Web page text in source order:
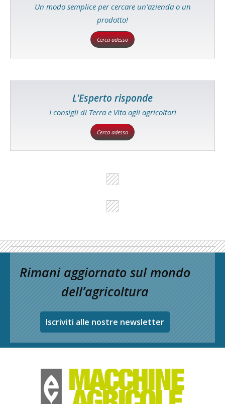
Un modo semplice per cercare un'azienda o un
prodotto!
Cerca adesso
L'Esperto risponde
I consigli di Terra e Vita agli agricoltori
Cerca adesso
Rimani aggiornato sul mondo
dell’agricoltura
Iscriviti alle nostre newsletter